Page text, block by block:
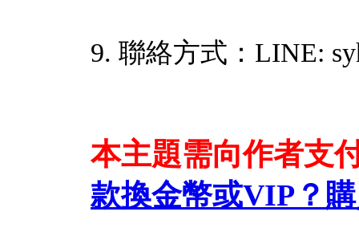
9. 聯絡方式：LINE:
本主題需向作者支
款換金幣或VIP？